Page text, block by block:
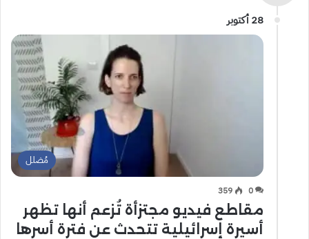
28 أكتوبر
مُضلل
0
359
مقاطع فيديو مجتزأة تُزعم أنها تظهر
أسيرة إسرائيلية تتحدث عن فترة أسرها